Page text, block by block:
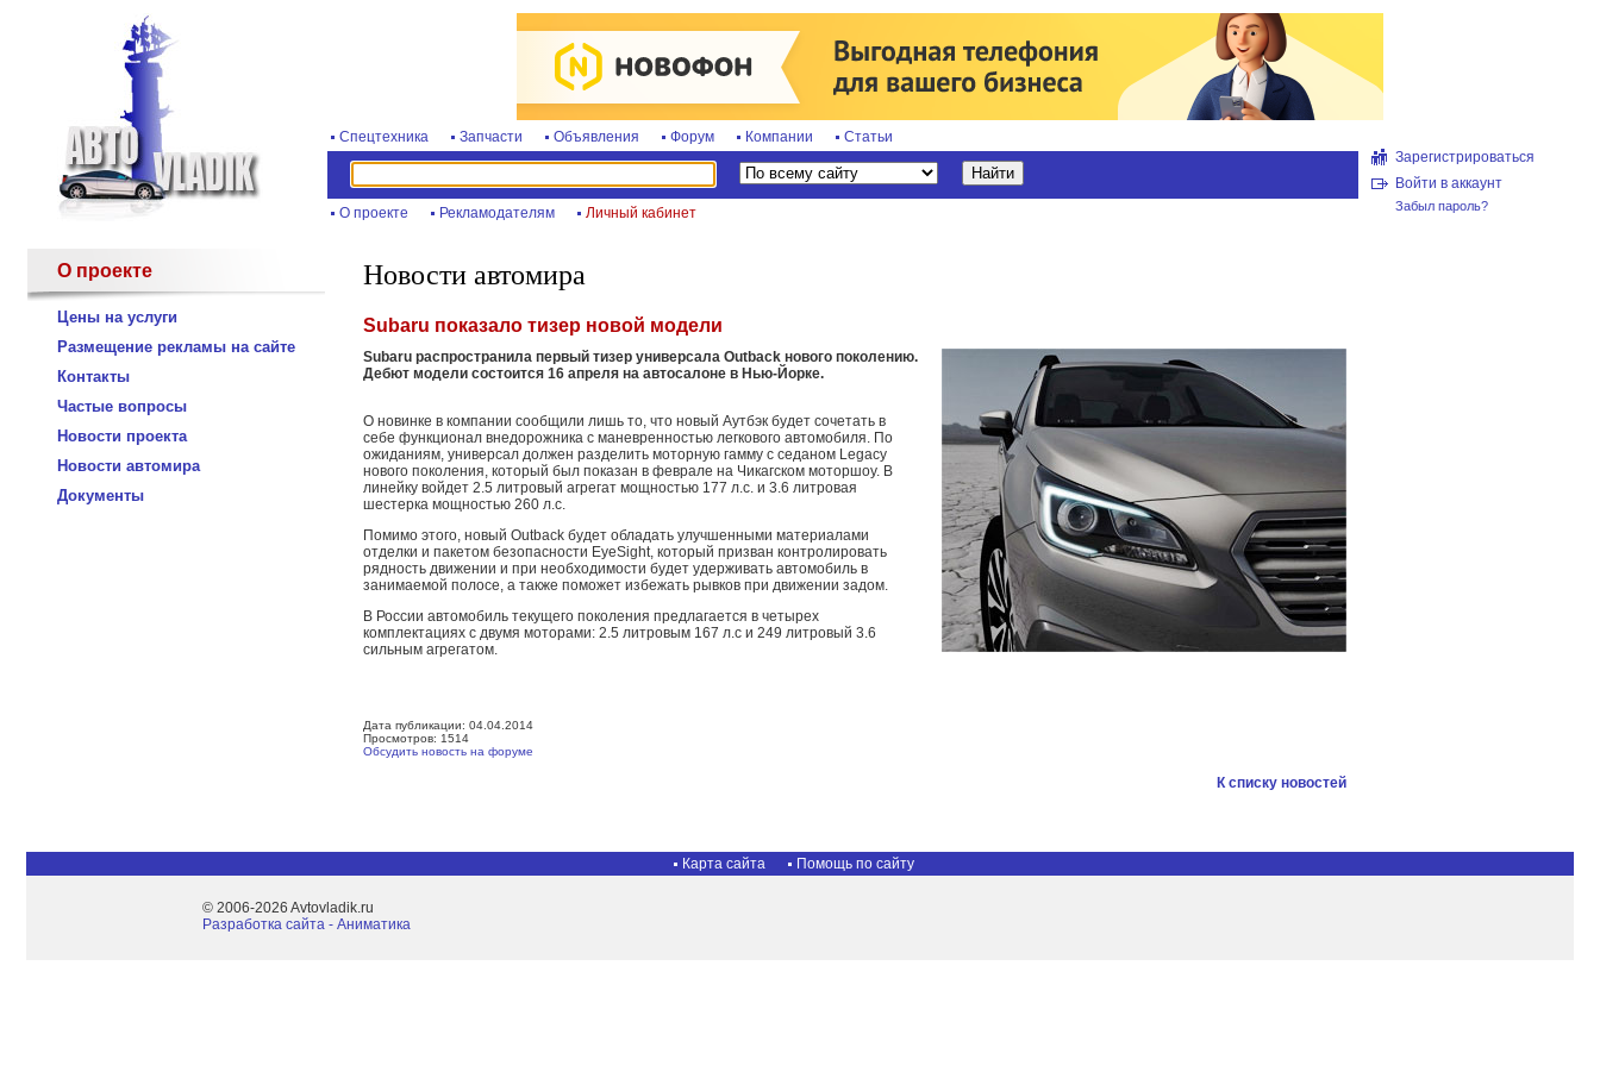
Спецтехника Запчасти Объявления Форум Компании Статьи
О проекте Рекламодателям Личный кабинет
Зарегистрироваться
Войти в аккаунт
Забыл пароль?
О проекте
Цены на услуги
Размещение рекламы на сайте
Контакты
Частые вопросы
Новости проекта
Новости автомира
Документы
Новости автомира
Subaru показало тизер новой модели
Subaru распространила первый тизер универсала Outback нового поколению.
Дебют модели состоится 16 апреля на автосалоне в Нью-Йорке.
О новинке в компании сообщили лишь то, что новый Аутбэк будет сочетать в
себе функционал внедорожника с маневренностью легкового автомобиля. По
ожиданиям, универсал должен разделить моторную гамму с седаном Legacy
нового поколения, который был показан в феврале на Чикагском моторшоу. В
линейку войдет 2.5 литровый агрегат мощностью 177 л.с. и 3.6 литровая
шестерка мощностью 260 л.с.
Помимо этого, новый Outback будет обладать улучшенными материалами
отделки и пакетом безопасности EyeSight, который призван контролировать
рядность движении и при необходимости будет удерживать автомобиль в
занимаемой полосе, а также поможет избежать рывков при движении задом.
В России автомобиль текущего поколения предлагается в четырех
комплектациях с двумя моторами: 2.5 литровым 167 л.с и 249 литровый 3.6
сильным агрегатом.
Дата публикации: 04.04.2014
Просмотров: 1514
Обсудить новость на форуме
К списку новостей
Карта сайта Помощь по сайту
© 2006-2026 Avtovladik.ru
Разработка сайта - Aниматика